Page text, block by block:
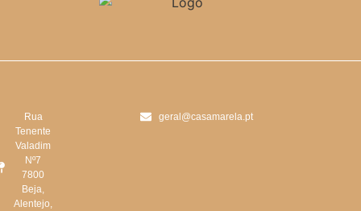
Rua
Tenente
Valadim
Nº7
7800
Beja,
Alentejo,
geral@casamarela.pt